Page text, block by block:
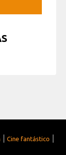
Cine fantástico